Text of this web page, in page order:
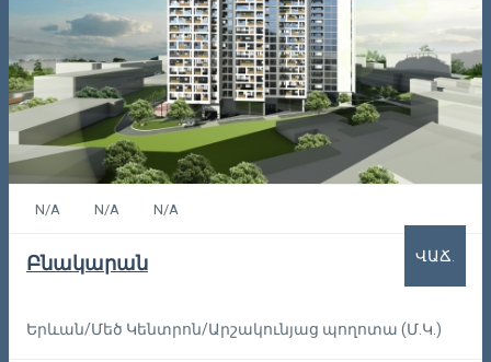
N/A N/A N/A
Բնակարան
Երևան/Մեծ Կենտրոն/Արշակունյաց պողոտա (Մ.Կ.)
ՎԱՃ.